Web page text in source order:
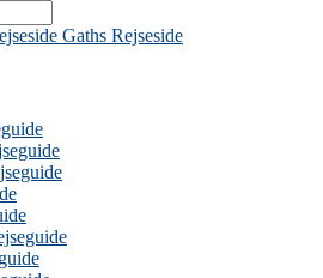
Gaths Rejseside